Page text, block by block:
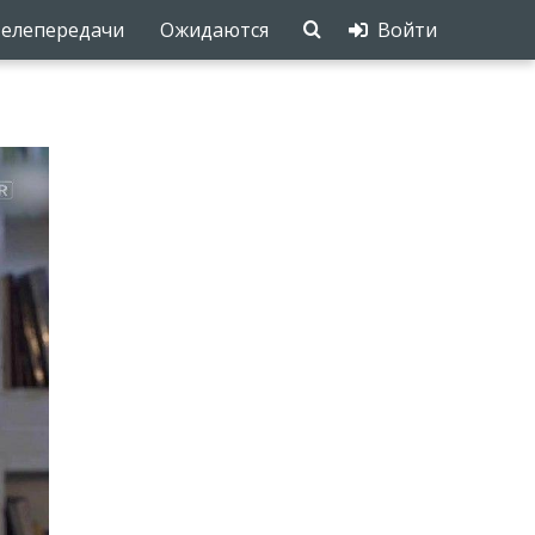
Ожидаются Войти